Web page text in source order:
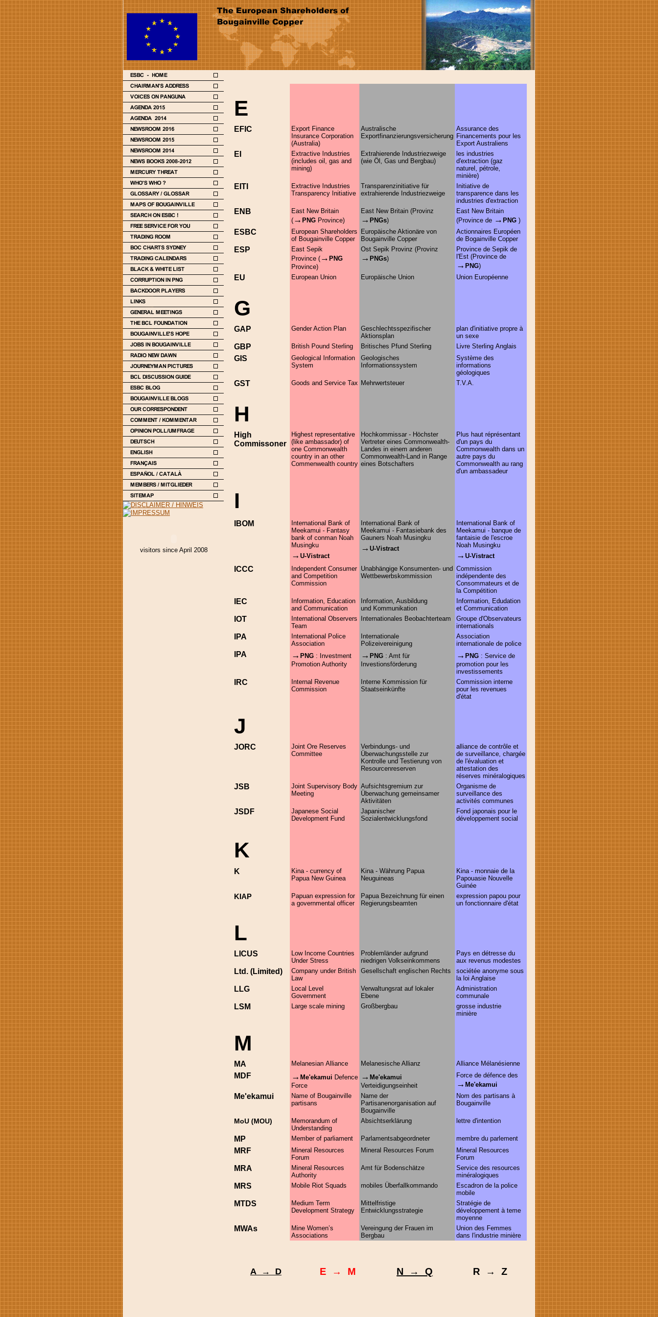
visitors since April 2008
E
EFIC
Export Finance
Insurance Corporation
(Australia)
Australische
Exportfinanzierungsversicherung
Assurance des
Financements pour les
Export Australiens
EI
Extractive Industries
(includes oil, gas and
mining)
Extrahierende Industriezweige
(wie Öl, Gas und Bergbau)
les industries
d'extraction (gaz
naturel, pétrole,
minière)
EITI
Extractive Industries
Transparency Initiative
Transparenzinitiative für
extrahierende Industriezweige
Initiative de
transparence dans les
industries d'extraction
ENB
East New Britain
( → PNG Province)
East New Britain (Provinz
→ PNGs)
East New Britain
(Province de → PNG )
ESBC
European Shareholders
of Bougainville Copper
Europäische Aktionäre von
Bougainville Copper
Actionnaires Européen
de Bogainville Copper
ESP
East Sepik
Province ( → PNG
Province)
Ost Sepik Provinz (Provinz
→ PNGs)
Province de Sepik de
l'Est (Province de
→ PNG)
EU European Union Europäische Union Union Européenne
G
GAP Gender Action Plan
Geschlechtsspezifischer
Aktionsplan
plan d'initiative propre à
un sexe
GBP British Pound Sterling Britisches Pfund Sterling Livre Sterling Anglais
GIS
Geological Information
System
Geologisches
Informationssystem
Système des
informations
géologiques
GST Goods and Service Tax Mehrwertsteuer T.V.A.
H
High
Commissoner
Highest representative
(like ambassador) of
one Commonwealth
country in an other
Commenwealth country
Hochkommissar - Höchster
Vertreter eines Commonwealth-
Landes in einem anderen
Commonwealth-Land in Range
eines Botschafters
Plus haut réprésentant
d'un pays du
Commonwealth dans un
autre pays du
Commonwealth au rang
d'un ambassadeur
I
IBOM
International Bank of
Meekamui - Fantasy
bank of conman Noah
Musingku
→ U-Vistract
International Bank of
Meekamui - Fantasiebank des
Gauners Noah Musingku
→ U-Vistract
International Bank of
Meekamui - banque de
fantaisie de l'escroe
Noah Musingku
→ U-Vistract
ICCC
Independent Consumer
and Competition
Commission
Unabhängige Konsumenten- und
Wettbewerbskommission
Commission
indépendente des
Consommateurs et de
la Compétition
IEC
Information, Education
and Communication
Information, Ausbildung
und Kommunikation
Information, Edudation
et Communication
IOT
International Observers
Team
Internationales Beobachterteam
Groupe d'Observateurs
internationals
IPA
International Police
Association
Internationale
Polizeivereinigung
Association
internationale de police
IPA → PNG : Investment
Promotion Authority
→ PNG : Amt für
Investionsförderung
→ PNG : Service de
promotion pour les
investissements
IRC
Internal Revenue
Commission
Interne Kommission für
Staatseinkünfte
Commission interne
pour les revenues
d'état
J
JORC
Joint Ore Reserves
Committee
Verbindungs- und
Überwachungsstelle zur
Kontrolle und Testierung von
Resourcenreserven
alliance de contrôle et
de surveillance, chargée
de l'évaluation et
attestation des
réserves minéralogiques
JSB
Joint Supervisory Body
Meeting
Aufsichtsgremium zur
Überwachung gemeinsamer
Aktivitäten
Organisme de
surveillance des
activités communes
JSDF
Japanese Social
Development Fund
Japanischer
Sozialentwicklungsfond
Fond japonais pour le
développement social
K
K
Kina - currency of
Papua New Guinea
Kina - Währung Papua
Neuguineas
Kina - monnaie de la
Papouasie Nouvelle
Guinée
KIAP
Papuan expression for
a governmental officer
Papua Bezeichnung für einen
Regierungsbeamten
expression papou pour
un fonctionnaire d'état
L
LICUS
Low Income Countries
Under Stress
Problemländer aufgrund
niedrigen Volkseinkommens
Pays en détresse du
aux revenus modestes
Ltd. (Limited)
Company under British
Law
Gesellschaft englischen Rechts
sociétée anonyme sous
la loi Anglaise
LLG
Local Level
Government
Verwaltungsrat auf lokaler
Ebene
Administration
communale
LSM Large scale mining Großbergbau
grosse industrie
minière
M
MA Melanesian Alliance Melanesische Allianz Alliance Mélanésienne
MDF → Me'ekamui Defence
Force
→ Me'ekamui
Verteidigungseinheit
Force de défence des
→ Me'ekamui
Me'ekamui
Name of Bougainville
partisans
Name der
Partisanenorganisation auf
Bougainville
Nom des partisans à
Bougainville
MoU (MOU)
Memorandum of
Understanding
Absichtserklärung lettre d'intention
MP Member of parliament Parlamentsabgeordneter membre du parlement
MRF
Mineral Resources
Forum
Mineral Resources Forum
Mineral Resources
Forum
MRA
Mineral Resources
Authority
Amt für Bodenschätze
Service des resources
minéralogiques
MRS Mobile Riot Squads mobiles Überfallkommando
Escadron de la police
mobile
MTDS
Medium Term
Development Strategy
Mittelfristige
Entwicklungsstrategie
Stratégie de
développement à teme
moyenne
MWAs
Mine Women’s
Associations
Vereingung der Frauen im
Bergbau
Union des Femmes
dans l'industrie minière
A → D E → M N → Q R → Z